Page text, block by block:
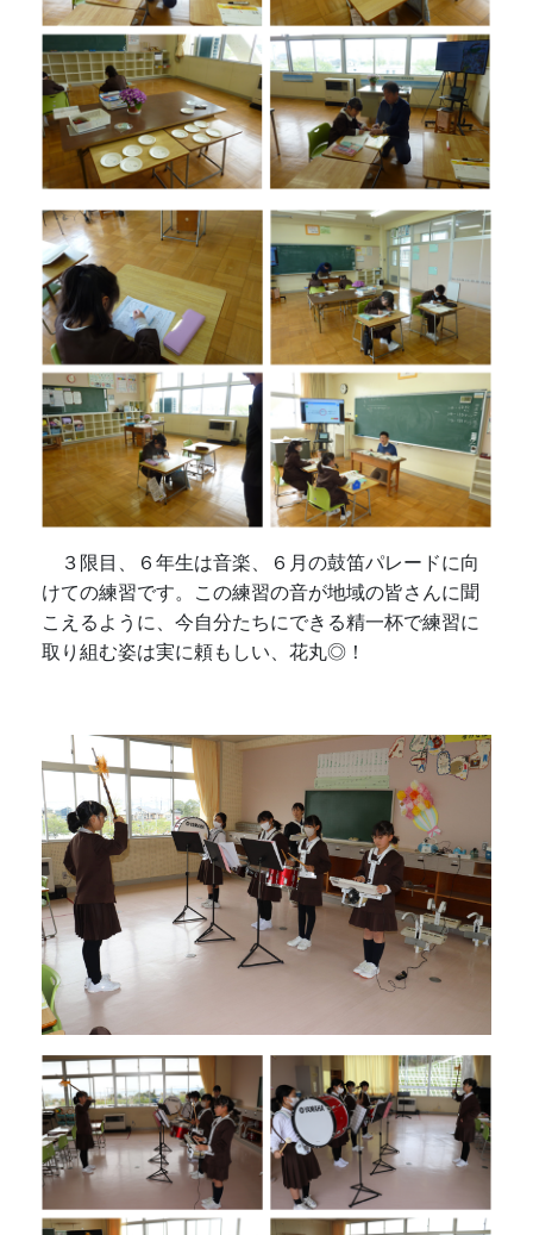
３限目、６年生は音楽、６月の鼓笛パレードに向
けての練習です。この練習の音が地域の皆さんに聞
こえるように、今自分たちにできる精一杯で練習に
取り組む姿は実に頼もしい、花丸◎！